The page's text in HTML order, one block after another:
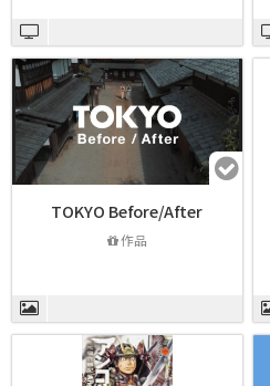
TOKYO Before/After
作品